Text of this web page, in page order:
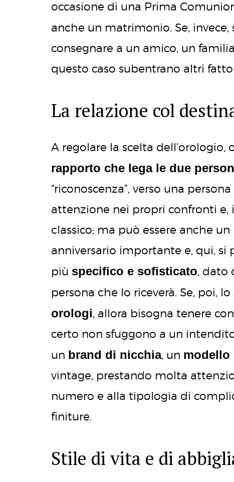
occasione di una Prima
anche un matrimonio. Se,
consegnare a un amico, un
questo caso subentrano altri
La relazione col
A regolare la scelta dell’orologio,
rapporto che lega le due
“riconoscenza”, verso una
attenzione nei propri confronti e,
classico; ma può essere anche
anniversario importante e, qui, si
più specifico e sofisticato, dato
persona che lo riceverà. Se, poi,
orologi, allora bisogna tenere
certo non sfuggono a un
un brand di nicchia, un modello
vintage, prestando molta
numero e alla tipologia di
finiture.
Stile di vita e di